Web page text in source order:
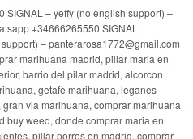
– yeffy (no english support) –
+34666265550 SIGNAL
– panterarosa1772@gmail.com
marihuana madrid, pillar maria en
barrio del pilar madrid, alcorcon
getafe marihuana, leganes
via marihuana, comprar marihuana
buy weed, donde comprar maria en
pillar porros en madrid, comprar